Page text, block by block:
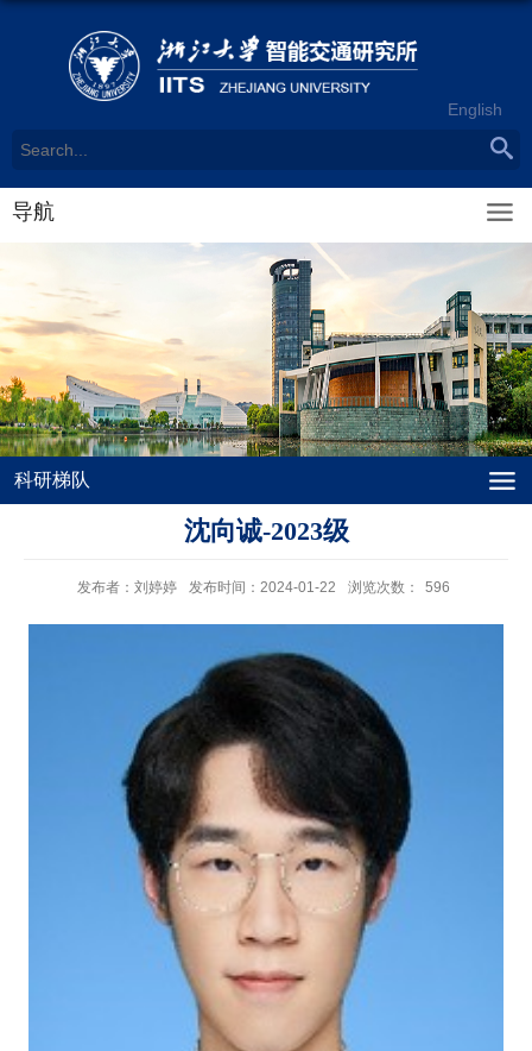
English
导航
科研梯队
沈向诚-2023级
发布者：刘婷婷 发布时间：2024-01-22 浏览次数： 596